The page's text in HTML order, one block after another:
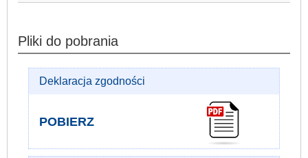
Pliki do pobrania
Deklaracja zgodności
POBIERZ